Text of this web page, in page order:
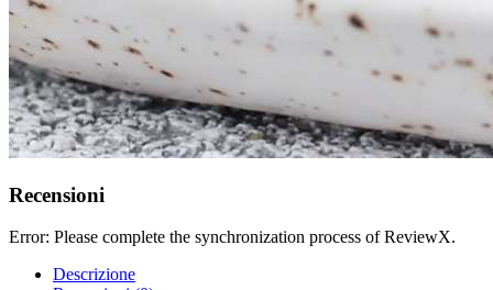
Recensioni
Error: Please complete the synchronization process of ReviewX.
Descrizione